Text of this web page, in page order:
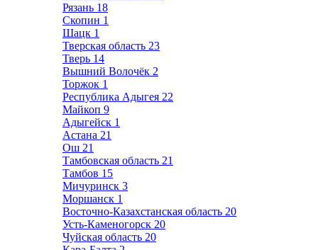
Рязань 18
Скопин 1
Шацк 1
Тверская область 23
Тверь 14
Вышний Волочёк 2
Торжок 1
Республика Адыгея 22
Майкоп 9
Адыгейск 1
Астана 21
Ош 21
Тамбовская область 21
Тамбов 15
Мичуринск 3
Моршанск 1
Восточно-Казахстанская область 20
Усть-Каменогорск 20
Чуйская область 20